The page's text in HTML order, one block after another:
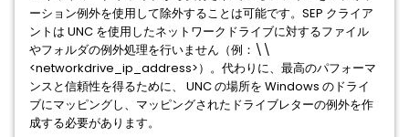
ーション例外を使用して除外することは可能です。SEP クライア
ントは UNC を使用したネットワークドライブに対するファイル
やフォルダの例外処理を行いません（例：\\
<networkdrive_ip_address>）。代わりに、最高のパフォーマ
ンスと信頼性を得るために、 UNC の場所を Windows のドライ
ブにマッピングし、マッピングされたドライブレターの例外を作
成する必要があります。